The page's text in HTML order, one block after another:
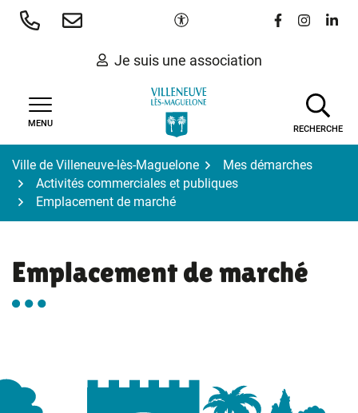
Aller
Paramètres d'accessibilité
Lien vers le
Lien vers
Lien
Je suis une association
MENU
RECHERCHE
Ville de Villeneuve-lès-Maguelone
Mes démarches
Activités commerciales et publiques
Emplacement de marché
Emplacement de marché